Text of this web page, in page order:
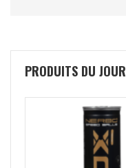
PRODUITS DU JOUR